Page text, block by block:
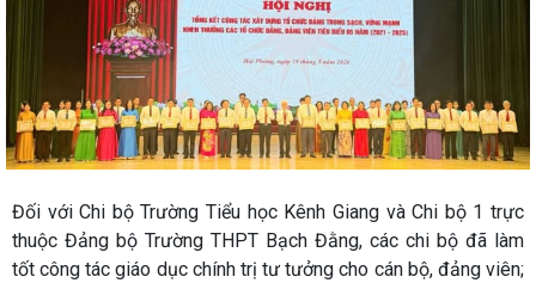
Đối với Chi bộ Trường Tiểu học Kênh Giang và Chi bộ 1 trực
thuộc Đảng bộ Trường THPT Bạch Đằng, các chi bộ đã làm
tốt công tác giáo dục chính trị tư tưởng cho cán bộ, đảng viên;